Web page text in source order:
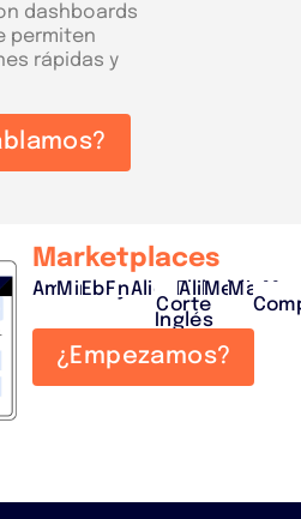
dashboards
permiten
rápidas y
Marketplaces
Amazon
Miravia
EbayFnacAliexpress
El
Corte
Inglés
Alibaba
¿Empezamos?